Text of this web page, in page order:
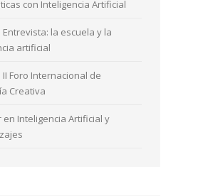
con Inteligencia Artificial
la escuela y la
artificial
Foro Internacional de
Creativa
en Inteligencia Artificial y